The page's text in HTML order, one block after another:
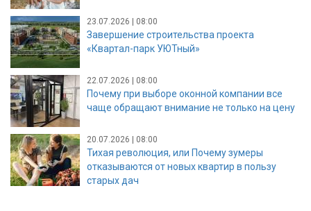
23.07.2026 | 08:00
Завершение строительства проекта
«Квартал-парк УЮТный»
22.07.2026 | 08:00
Почему при выборе оконной компании все
чаще обращают внимание не только на цену
20.07.2026 | 08:00
Тихая революция, или Почему зумеры
отказываются от новых квартир в пользу
старых дач